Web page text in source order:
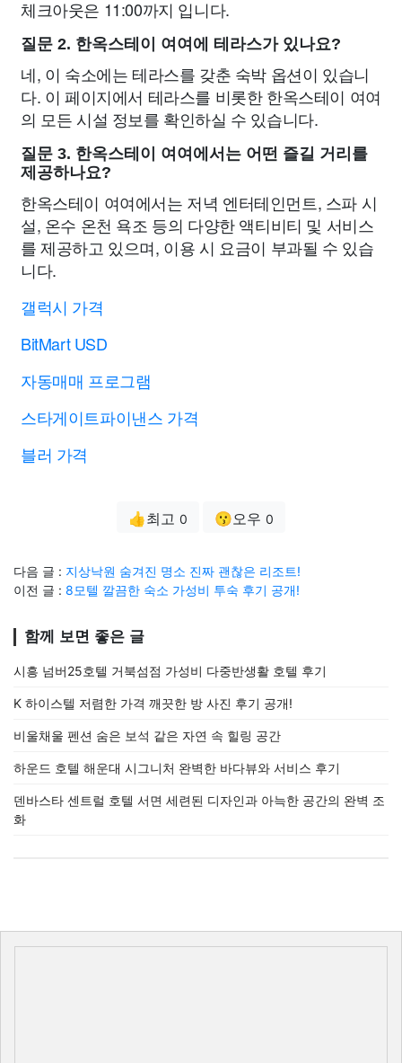
체크아웃은 11:00까지 입니다.
질문 2. 한옥스테이 여여에 테라스가 있나요?
네, 이 숙소에는 테라스를 갖춘 숙박 옵션이 있습니
다. 이 페이지에서 테라스를 비롯한 한옥스테이 여여
의 모든 시설 정보를 확인하실 수 있습니다.
질문 3. 한옥스테이 여여에서는 어떤 즐길 거리를
제공하나요?
한옥스테이 여여에서는 저녁 엔터테인먼트, 스파 시
설, 온수 온천 욕조 등의 다양한 액티비티 및 서비스
를 제공하고 있으며, 이용 시 요금이 부과될 수 있습
니다.
갤럭시 가격
BitMart USD
자동매매 프로그램
스타게이트파이낸스 가격
블러 가격
👍최고 0 😗오우 0
다음 글 : 지상낙원 숨겨진 명소 진짜 괜찮은 리조트!
이전 글 : 8모텔 깔끔한 숙소 가성비 투숙 후기 공개!
함께 보면 좋은 글
시흥 넘버25호텔 거북섬점 가성비 다중반생활 호텔 후기
K 하이스텔 저렴한 가격 깨끗한 방 사진 후기 공개!
비울채울 펜션 숨은 보석 같은 자연 속 힐링 공간
하운드 호텔 해운대 시그니처 완벽한 바다뷰와 서비스 후기
덴바스타 센트럴 호텔 서면 세련된 디자인과 아늑한 공간의 완벽 조
화